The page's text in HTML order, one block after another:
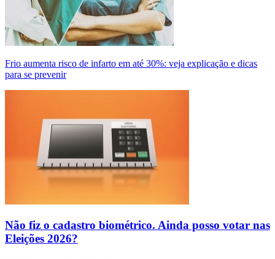
Frio aumenta risco de infarto em até 30%: veja explicação e dicas
para se prevenir
Não fiz o cadastro biométrico. Ainda posso votar nas
Eleições 2026?